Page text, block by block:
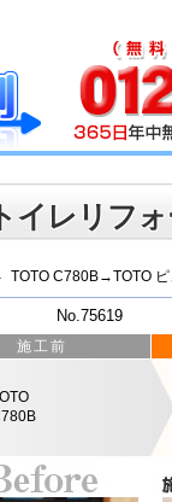
イレリフ
TOTO C780B→TOTO
No.75619
施工前